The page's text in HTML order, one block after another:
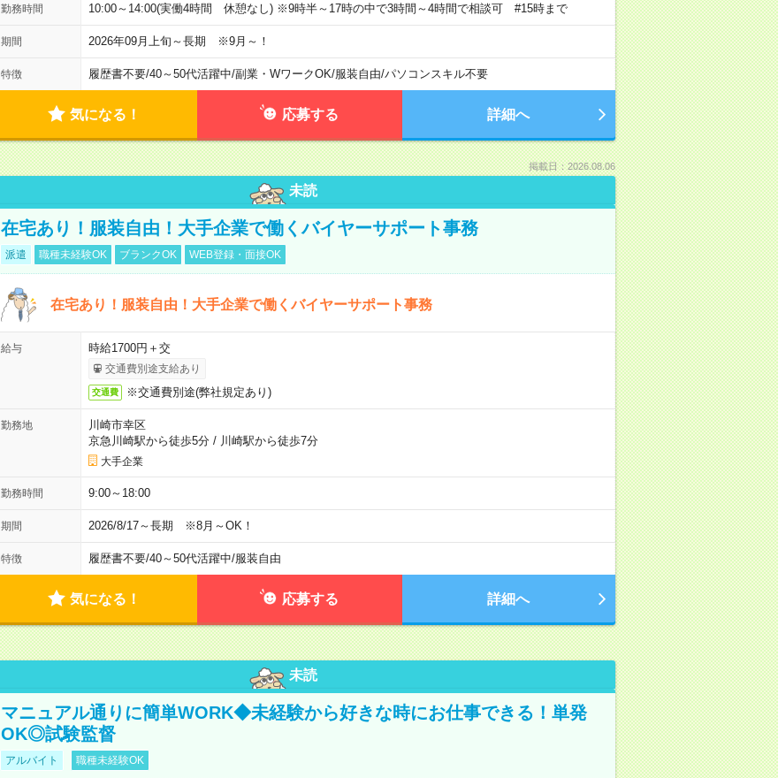
勤務時間 10:00～14:00(実働4時間 休憩なし) ※9時半～17時の中で3時間～4時間で相談可 #15時まで
期間 2026年09月上旬～長期 ※9月～！
特徴 履歴書不要/40～50代活躍中/副業・WワークOK/服装自由/パソコンスキル不要
気になる！ 応募する 詳細へ
掲載日：2026.08.06
未読
在宅あり！服装自由！大手企業で働くバイヤーサポート事務
派遣 職種未経験OK ブランクOK WEB登録・面接OK
在宅あり！服装自由！大手企業で働くバイヤーサポート事務
給与 時給1700円＋交
交通費別途支給あり
交通費 ※交通費別途(弊社規定あり)
勤務地
川崎市幸区
京急川崎駅から徒歩5分/ 川崎駅から徒歩7分
大手企業
勤務時間 9:00～18:00
期間 2026/8/17～長期 ※8月～OK！
特徴 履歴書不要/40～50代活躍中/服装自由
気になる！ 応募する 詳細へ
未読
マニュアル通りに簡単WORK◆未経験から好きな時にお仕事できる！単発
OK◎試験監督
アルバイト 職種未経験OK